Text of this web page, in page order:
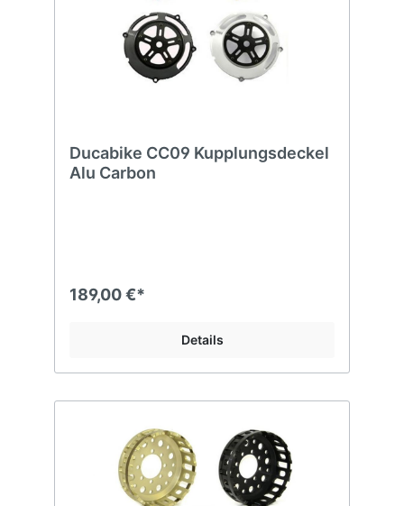
Ducabike CC09 Kupplungsdeckel
Alu Carbon
189,00 €*
Details